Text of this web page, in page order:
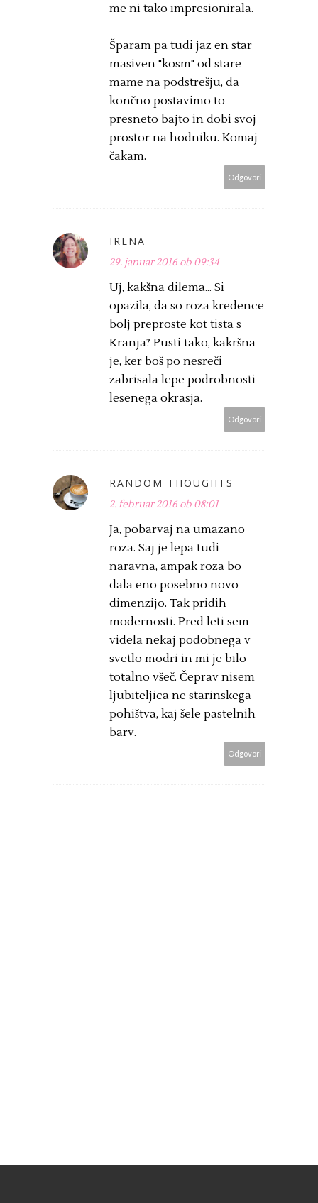
me ni tako impresionirala.
Šparam pa tudi jaz en star
masiven "kosm" od stare
mame na podstrešju, da
končno postavimo to
presneto bajto in dobi svoj
prostor na hodniku. Komaj
čakam.
Odgovori
IRENA
29. januar 2016 ob 09:34
Uj, kakšna dilema... Si
opazila, da so roza kredence
bolj preproste kot tista s
Kranja? Pusti tako, kakršna
je, ker boš po nesreči
zabrisala lepe podrobnosti
lesenega okrasja.
Odgovori
RANDOM THOUGHTS
2. februar 2016 ob 08:01
Ja, pobarvaj na umazano
roza. Saj je lepa tudi
naravna, ampak roza bo
dala eno posebno novo
dimenzijo. Tak pridih
modernosti. Pred leti sem
videla nekaj podobnega v
svetlo modri in mi je bilo
totalno všeč. Čeprav nisem
ljubiteljica ne starinskega
pohištva, kaj šele pastelnih
barv.
Odgovori